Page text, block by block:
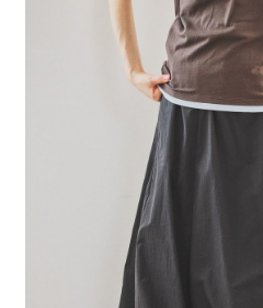
2.透過簡訊連結打開帳單後，可選擇「
帳／街口支付／iPASS MONEY」等通路
1.本服務係由「台灣大哥大股份有限公
用戶於交易時，得透過本服務購買商品
買賣價金債權讓與本公司後，依約使用
2.基於同意付款使用「大哥付你分期」
資料（包含姓名、電話或地址）提供予
由本公司與您本人進行分期帳單所需資
3.完整用戶服務條款，請詳閱以下連結：
【「AFTEE先享後付」結帳流程】
１．於結帳方式選擇「AFTEE先享後付
結帳頁面，進行簡訊認證並確認金額後
２．訂單成立數日內，您將收到繳費通
３．收到繳費通知簡訊後14天內，點擊
ATM／網路銀行／等多元方式進行付款
※ 請注意：結帳手續完成當下不需立刻
購買商品的店家。未經商家同意取消之
※ 交易是否成功請以「AFTEE先享後付
是否繳費成功／繳費後需取消欲退款等
https://
１．透過由恩沛科技股份有限公司提供
每筆NT$80，滿NT$1,500(含以上)免
每筆NT$80，滿NT$1,500(含以上)
每筆NT$80，滿NT$1,500(含以上)免
每筆NT$80，滿NT$1,500(含以上)